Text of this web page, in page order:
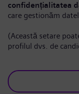
confidențialitatea
care gestionăm
(Această setare
profilul dvs. de